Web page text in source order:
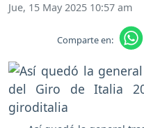
Jue, 15 May 2025 10:57 am
Comparte en: